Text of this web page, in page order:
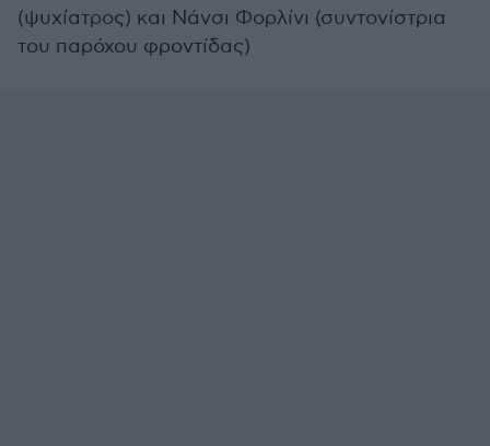
(ψυχίατρος) και Νάνσι Φορλίνι (συντονίστρια
του παρόχου φροντίδας)